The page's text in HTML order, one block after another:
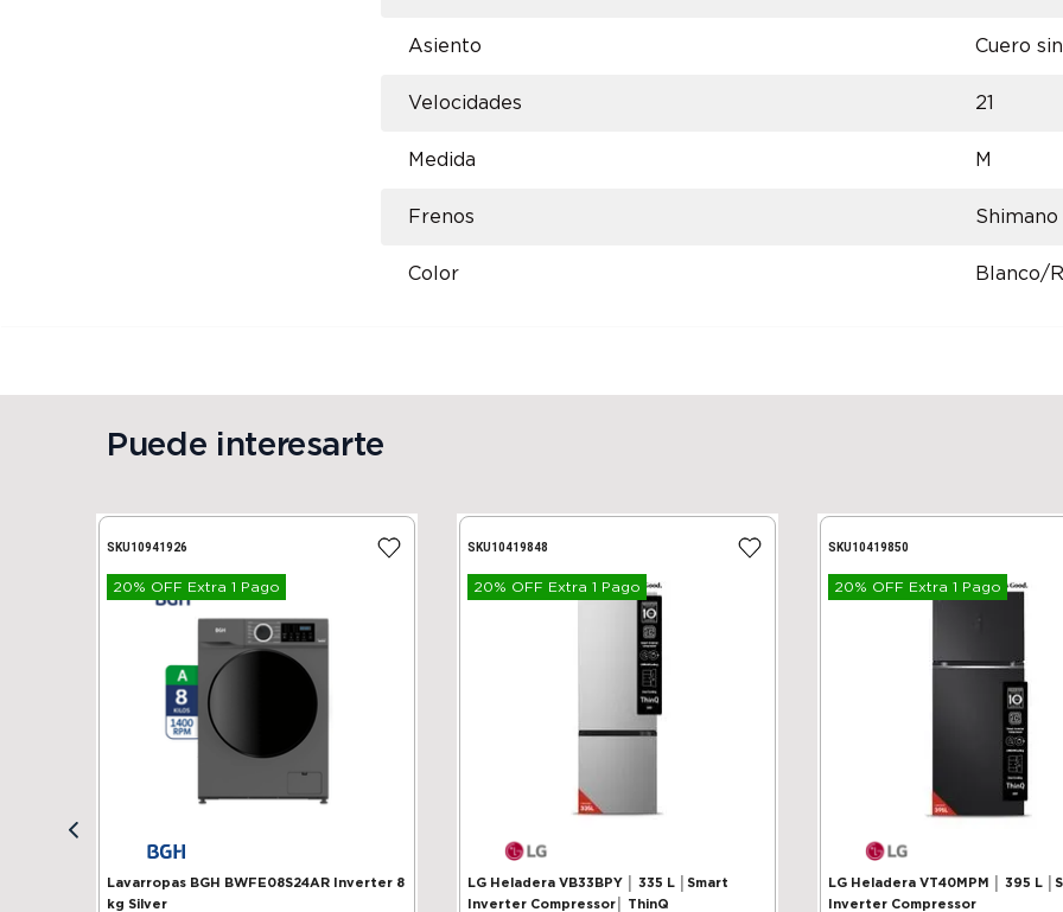
Asiento Cuero
Velocidades 21
Medida M
Frenos Shimano
Color Blanco/
Puede interesarte
SKU10941926
20% OFF Extra 1 Pago
Lavarropas BGH BWFE08S24AR Inverter 8
kg Silver
SKU10419848
20% OFF Extra 1 Pago
LG Heladera VB33BPY │ 335 L │Smart
Inverter Compressor│ ThinQ
SKU10419850
20% OFF Extra 1 Pago
LG Heladera VT40MPM │ 395 L
Inverter Compressor